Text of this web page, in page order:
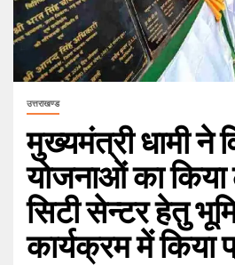
उत्तराखण्ड
मुख्यमंत्री धामी ने
योजनाओं का किया
सिटी सेन्टर हेतु
कार्यक्रम में किया